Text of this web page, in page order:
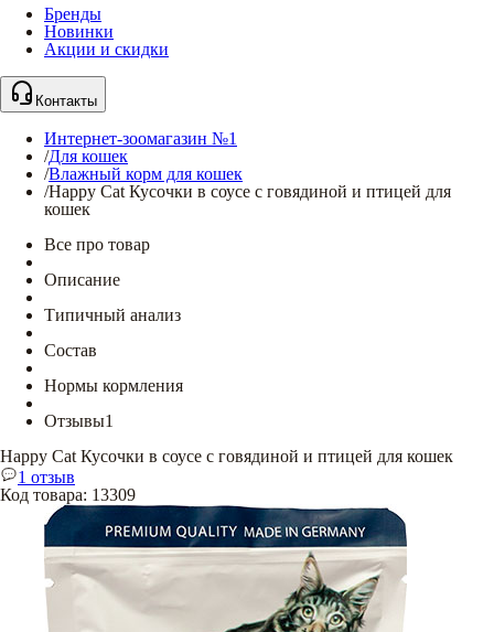
Бренды
Новинки
Акции и скидки
Контакты
Интернет-зоомагазин №1
/Для кошек
/Влажный корм для кошек
/Happy Cat Кусочки в соусе с говядиной и птицей для
кошек
Все про товар
Описание
Типичный анализ
Состав
Нормы кормления
Отзывы1
Happy Cat Кусочки в соусе с говядиной и птицей для кошек
1 отзыв
Код товара: 13309